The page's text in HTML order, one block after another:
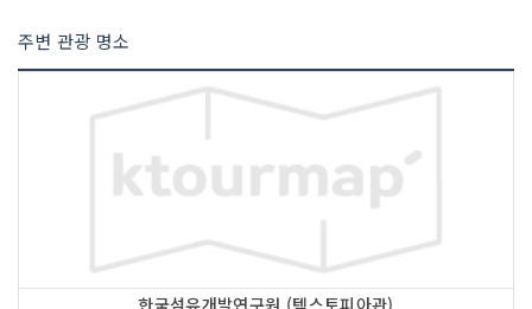
주변 관광 명소